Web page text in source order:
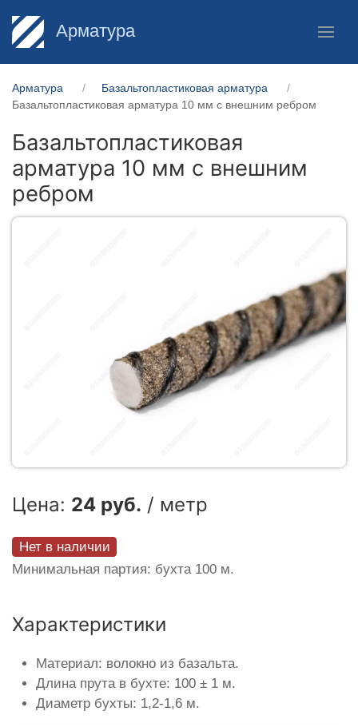
Арматура
Арматура
Базальтопластиковая арматура
Базальтопластиковая арматура 10 мм с внешним ребром
Базальтопластиковая
арматура 10 мм с внешним
ребром
Цена: 24 руб. / метр
Нет в наличии
Минимальная партия: бухта 100 м.
Характеристики
Материал: волокно из базальта.
Длина прута в бухте: 100 ± 1 м.
Диаметр бухты: 1,2-1,6 м.